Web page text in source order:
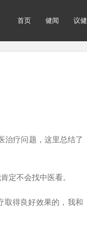
首页 健闻 议健
治疗问题，这里总结了
定不会找中医看。
取得良好效果的，我和